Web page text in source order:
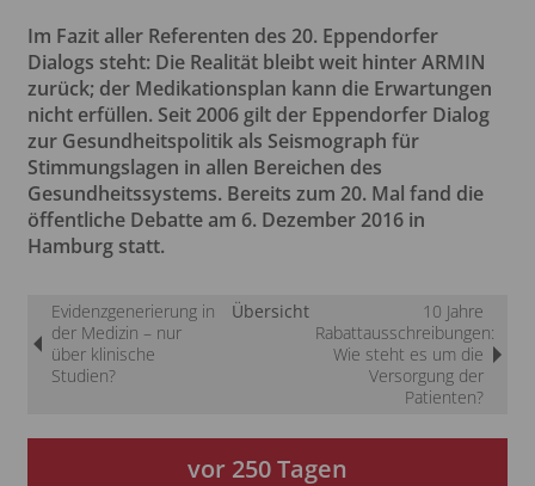
Im Fazit aller Referenten des 20. Eppendorfer
Dialogs steht: Die Realität bleibt weit hinter ARMIN
zurück; der Medikationsplan kann die Erwartungen
nicht erfüllen. Seit 2006 gilt der Eppendorfer Dialog
zur Gesundheitspolitik als Seismograph für
Stimmungslagen in allen Bereichen des
Gesundheitssystems. Bereits zum 20. Mal fand die
öffentliche Debatte am 6. Dezember 2016 in
Hamburg statt.
Evidenzgenerierung in
der Medizin – nur
über klinische
Studien?
10 Jahre
Rabattausschreibungen:
Wie steht es um die
Versorgung der
Patienten?
Übersicht
vor 250Tagen